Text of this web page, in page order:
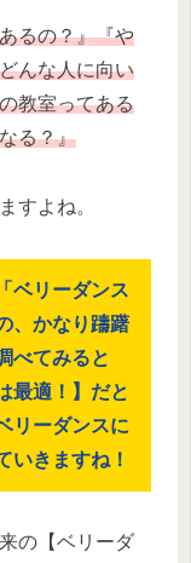
るの？』『や
んな人に向い
教室ってある
る？』
すよね。
ベリーダンス
、かなり躊躇
べてみると
最適！】だと
リーダンスに
いきますね！
の【ベリーダ